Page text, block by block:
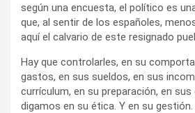
según una encuesta, el político es
que, al sentir de los españoles,
aquí el calvario de este resignado
Hay que controlarles, en su
gastos, en sus sueldos, en sus
currículum, en su preparación, en
digamos en su ética. Y en su